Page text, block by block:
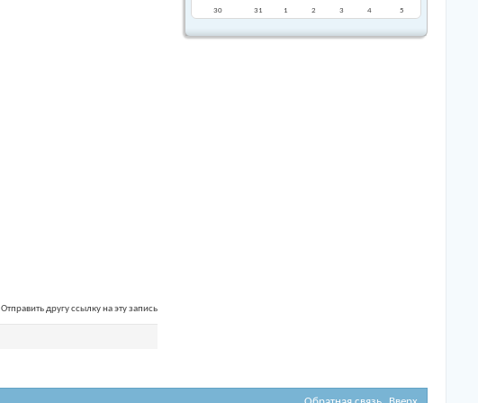
Отправить другу ссылку на эту запись
30
31 1 2 3 4 5